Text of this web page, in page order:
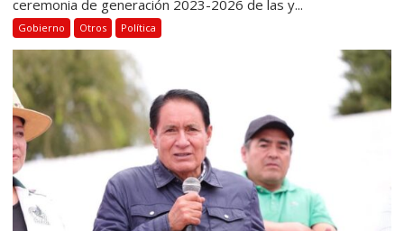
ceremonia de generación 2023-2026 de las y...
Gobierno Otros Política